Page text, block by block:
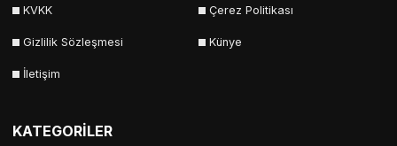
KVKK Çerez Politikası
Gizlilik Sözleşmesi Künye
İletişim
KATEGORİLER